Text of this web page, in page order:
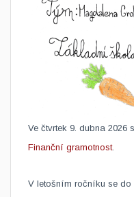
Ve čtvrtek 9. dubna 2026
Finanční gramotnost.
V letošním ročníku se do